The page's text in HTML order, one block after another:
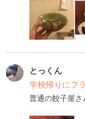
とっくん
学校帰りにフ
普通の餃子屋さ